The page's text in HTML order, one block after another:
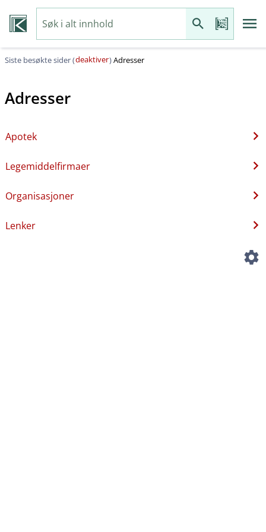
Siste besøkte sider (deaktiver)Adresser
Adresser
Apotek
Legemiddelfirmaer
Organisasjoner
Lenker